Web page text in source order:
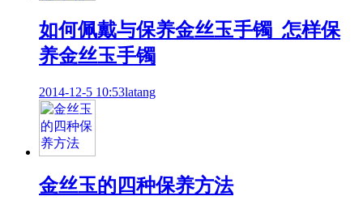
如何佩戴与保养金丝玉手镯_怎样保
养金丝玉手镯
2014-12-5 10:53latang
金丝玉的四种保养方法